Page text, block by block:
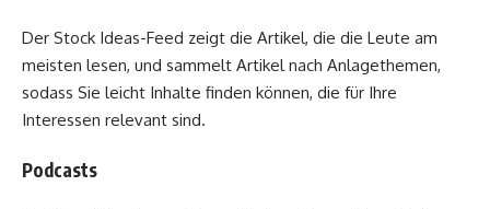
Der Stock Ideas-Feed zeigt die Artikel, die die Leute am
meisten lesen, und sammelt Artikel nach Anlagethemen,
sodass Sie leicht Inhalte finden können, die für Ihre
Interessen relevant sind.
Podcasts